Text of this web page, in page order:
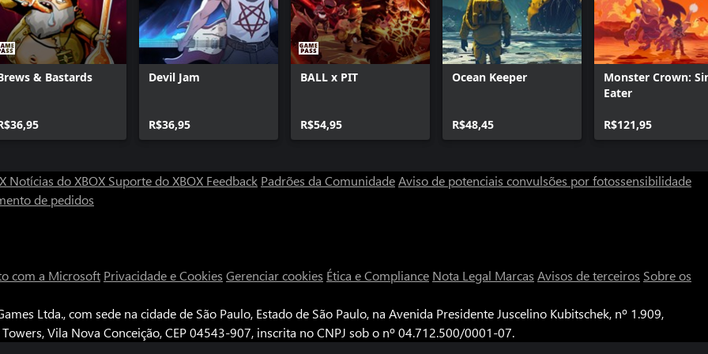
eles e desbloqueie seus bônus
o império de transporte de
impedir que a
& Bastards Devil Jam
R$36,95
BALL x PIT
R$54,95
Ocean Keeper
R$48,45
Monster Crown:
Eater
R$121,95
Notícias do XBOX Suporte do XBOX Feedback Padrões da ComunidadeAviso de potenciais convulsões por fotossensibilidade
de pedidos
com a Microsoft Privacidade e Cookies Gerenciar cookies Ética e Compliance Nota Legal Marcas Avisos de terceiros Sobre os
Ltda., com sede na cidade de São Paulo, Estado de São Paulo, na Avenida Presidente Juscelino Kubitschek, nº 1.909,
Vila Nova Conceição, CEP 04543-907, inscrita no CNPJ sob o nº 04.712.500/0001-07.